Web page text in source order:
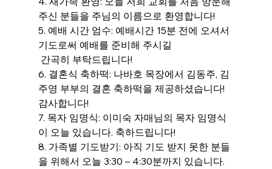
주신 분들을 주님의 이름으로 환영합니다!
5. 예배 시간 엄수: 예배시간 15분 전에 오셔서
기도로써 예배를 준비해 주시길
간곡히 부탁드립니다!
6. 결혼식 축하떡: 나바호 목장에서 김동주, 김
주영 부부의 결혼 축하떡을 제공하셨습니다!
감사합니다!
7. 목자 임명식: 이미숙 자매님의 목자 임명식
이 오늘 있습니다. 축하드립니다!
8. 가족별 기도받기: 아직 기도 받지 못한 분들
을 위해서 오늘 3:30 – 4:30분까지 있습니다.